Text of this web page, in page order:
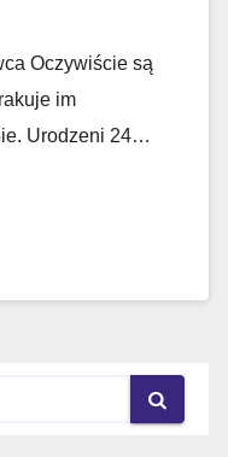
Oczywiście są
im
Urodzeni 24…